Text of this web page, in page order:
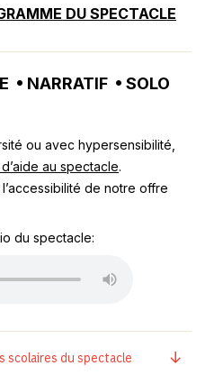
DU SPECTACLE
• NARRATIF • SOLO
ou avec hypersensibilité,
au spectacle.
de notre offre
du spectacle:
scolaires du spectacle